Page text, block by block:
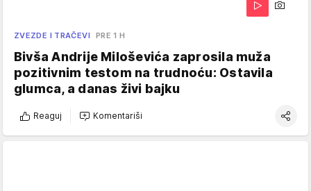
ZVEZDE I TRAČEVI PRE 1 H
Bivša Andrije Miloševića zaprosila muža
pozitivnim testom na trudnoću: Ostavila
glumca, a danas živi bajku
Reaguj Komentariši